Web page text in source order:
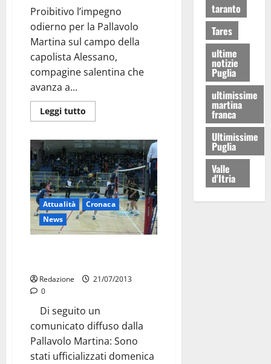
Proibitivo l’impegno
odierno per la Pallavolo
Martina sul campo della
capolista Alessano,
compagine salentina che
avanza a...
Leggi tutto
Attualità
Cronaca
News
Redazione
21/07/2013
0
Di seguito un
comunicato diffuso dalla
Pallavolo Martina: Sono
stati ufficializzati domenica
taranto
Tares
ultime
notizie
Puglia
ultimissime
martina
franca
Ultimissime
Puglia
Valle
d'Itria